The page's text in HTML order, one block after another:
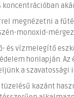
megnézetni a
monoxid-
és vízmelegítő
honlapján.
a szavatossági
tüzelésű kazánt